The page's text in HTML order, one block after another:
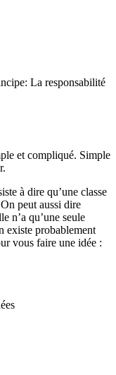
La responsabilité
et compliqué. Simple
à dire qu’une classe
peut aussi dire
n’a qu’une seule
existe probablement
vous faire une idée :